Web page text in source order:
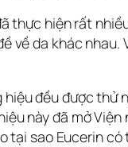
thực hiện rất
về da khác
đều được thử
này đã mở
tại sao Eucerin